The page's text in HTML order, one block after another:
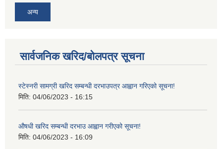
अन्य
सार्वजनिक खरिद/बोलपत्र सूचना
स्टेस्नरी सामग्री खरिद सम्बन्धी दरभाउपत्र आह्वान गरिएको सूचना!
मिति: 04/06/2023 - 16:15
औषधी खरिद सम्बन्धी दरभाउ आह्वान गरीएको सूचना!
मिति: 04/06/2023 - 16:09